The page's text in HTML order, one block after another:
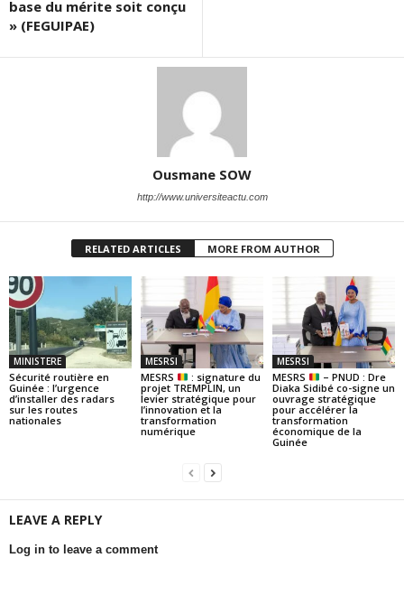
base du mérite soit conçu
» (FEGUIPAE)
Ousmane SOW
http://www.universiteactu.com
RELATED ARTICLES MORE FROM AUTHOR
MINISTERE
Sécurité routière en
Guinée : l’urgence
d’installer des radars
sur les routes
nationales
MESRSI
MESRS
: signature du
projet TREMPLIN, un
levier stratégique pour
l’innovation et la
transformation
numérique
MESRSI
MESRS
– PNUD : Dre
Diaka Sidibé co-signe un
ouvrage stratégique
pour accélérer la
transformation
économique de la
Guinée
LEAVE A REPLY
Log in to leave a comment